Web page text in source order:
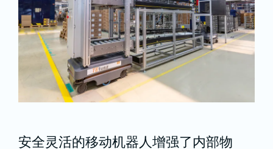
安全灵活的移动机器人增强了内部物